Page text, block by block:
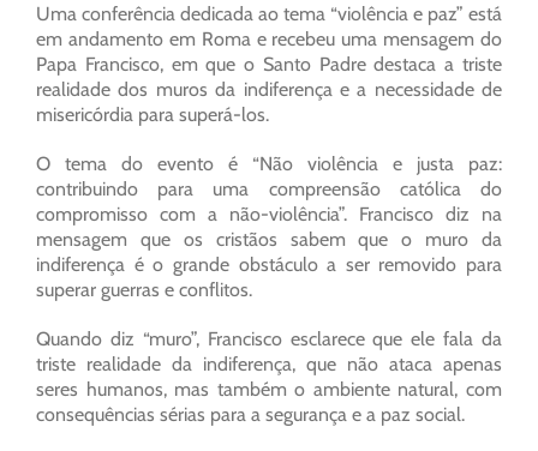
Uma conferência dedicada ao tema “violência e paz” está
em andamento em Roma e recebeu uma mensagem do
Papa Francisco, em que o Santo Padre destaca a triste
realidade dos muros da indiferença e a necessidade de
misericórdia para superá-los.
O tema do evento é “Não violência e justa paz:
contribuindo para uma compreensão católica do
compromisso com a não-violência”. Francisco diz na
mensagem que os cristãos sabem que o muro da
indiferença é o grande obstáculo a ser removido para
superar guerras e conflitos.
Quando diz “muro”, Francisco esclarece que ele fala da
triste realidade da indiferença, que não ataca apenas
seres humanos, mas também o ambiente natural, com
consequências sérias para a segurança e a paz social.